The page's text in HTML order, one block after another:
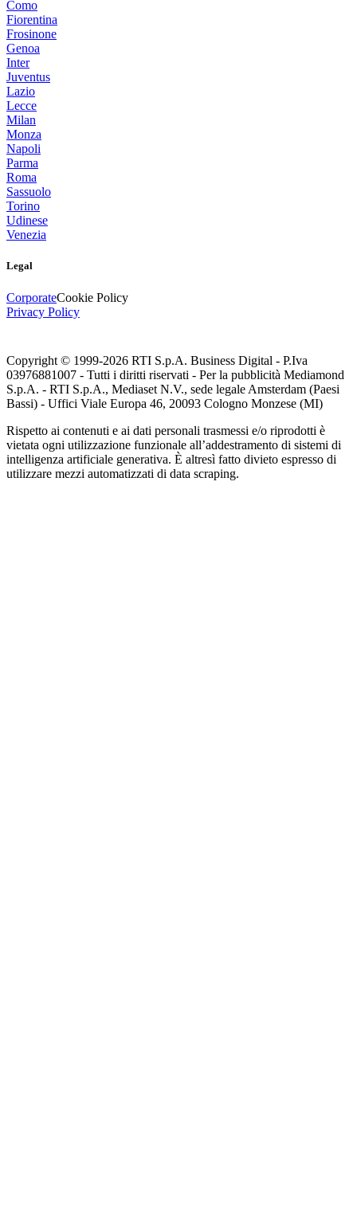
Como
Fiorentina
Frosinone
Genoa
Inter
Juventus
Lazio
Lecce
Milan
Monza
Napoli
Parma
Roma
Sassuolo
Torino
Udinese
Venezia
Legal
CorporateCookie Policy
Privacy Policy
Copyright © 1999-2026 RTI S.p.A. Business Digital - P.Iva
03976881007 - Tutti i diritti riservati - Per la pubblicità Mediamond
S.p.A. - RTI S.p.A., Mediaset N.V., sede legale Amsterdam (Paesi
Bassi) - Uffici Viale Europa 46, 20093 Cologno Monzese (MI)
Rispetto ai contenuti e ai dati personali trasmessi e/o riprodotti è
vietata ogni utilizzazione funzionale all’addestramento di sistemi di
intelligenza artificiale generativa. È altresì fatto divieto espresso di
utilizzare mezzi automatizzati di data scraping.